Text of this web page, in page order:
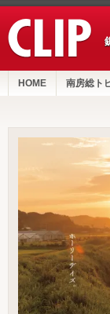
HOME 南房総ト